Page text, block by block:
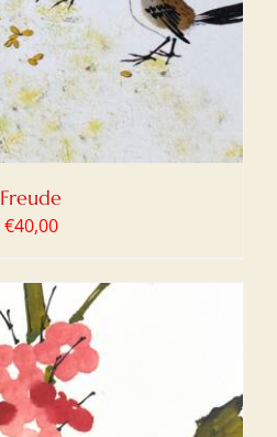
Freude
€40,00